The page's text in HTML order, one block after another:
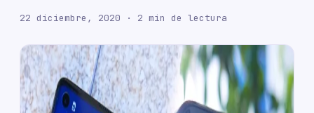
22 diciembre, 2020 · 2 min de lectura